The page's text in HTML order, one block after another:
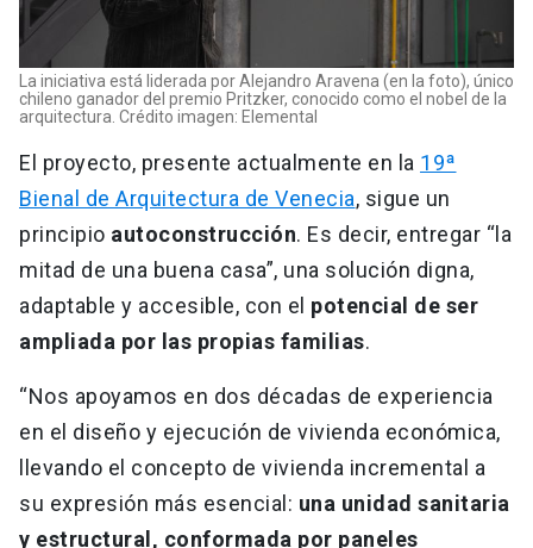
La iniciativa está liderada por Alejandro Aravena (en la foto), único
chileno ganador del premio Pritzker, conocido como el nobel de la
arquitectura. Crédito imagen: Elemental
El proyecto, presente actualmente en la 19ª
Bienal de Arquitectura de Venecia, sigue un
principio autoconstrucción. Es decir, entregar “la
mitad de una buena casa”, una solución digna,
adaptable y accesible, con el potencial de ser
ampliada por las propias familias.
“Nos apoyamos en dos décadas de experiencia
en el diseño y ejecución de vivienda económica,
llevando el concepto de vivienda incremental a
su expresión más esencial: una unidad sanitaria
y estructural, conformada por paneles